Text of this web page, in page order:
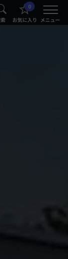
0
お気に入り メニュー
®